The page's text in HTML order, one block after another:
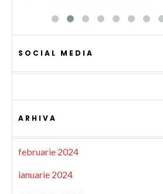
SOCIAL MEDIA
ARHIVA
februarie 2024
ianuarie 2024